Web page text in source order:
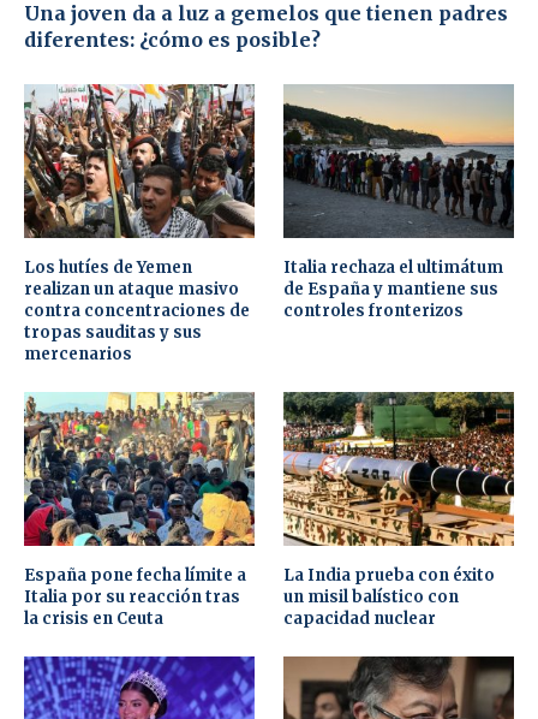
Una joven da a luz a gemelos que tienen padres
diferentes: ¿cómo es posible?
Los hutíes de Yemen
realizan un ataque masivo
contra concentraciones de
tropas sauditas y sus
mercenarios
Italia rechaza el ultimátum
de España y mantiene sus
controles fronterizos
España pone fecha límite a
Italia por su reacción tras
la crisis en Ceuta
La India prueba con éxito
un misil balístico con
capacidad nuclear